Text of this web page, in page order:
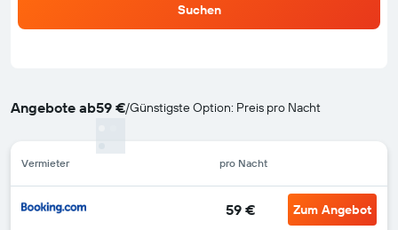
Suchen
Angebote ab59 €/Günstigste Option: Preis pro Nacht
Vermieter pro Nacht
59 € Zum Angebot